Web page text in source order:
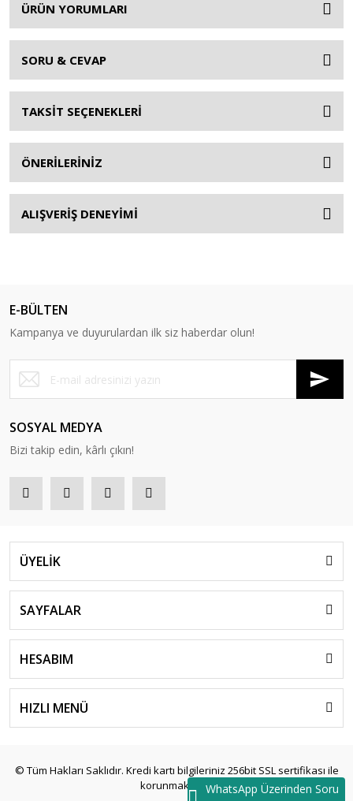
WhatsApp Üzerinden Soru
ÜRÜN YORUMLARI
SORU & CEVAP
TAKSİT SEÇENEKLERİ
ÖNERİLERİNİZ
ALIŞVERİŞ DENEYİMİ
E-BÜLTEN
Kampanya ve duyurulardan ilk siz haberdar olun!
SOSYAL MEDYA
Bizi takip edin, kârlı çıkın!
ÜYELİK
SAYFALAR
HESABIM
HIZLI MENÜ
© Tüm Hakları Saklıdır. Kredi kartı bilgileriniz 256bit SSL sertifikası ile
korunmaktadır.